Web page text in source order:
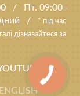
/
Пт. 09:00 -
/
* під час
дізнавайтеся за
ENGLISH